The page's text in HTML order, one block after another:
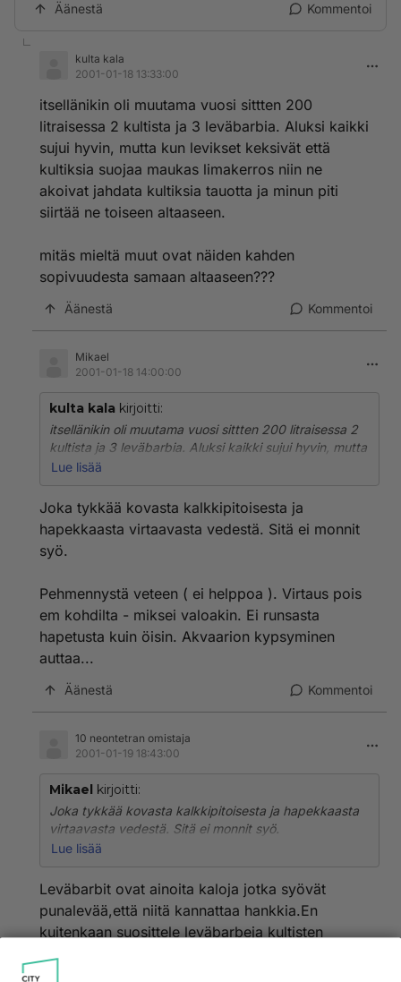
Äänestä Kommentoi
kulta kala
2001-01-18 13:33:00
itsellänikin oli muutama vuosi sittten 200
litraisessa 2 kultista ja 3 leväbarbia. Aluksi kaikki
sujui hyvin, mutta kun levikset keksivät että
kultiksia suojaa maukas limakerros niin ne
akoivat jahdata kultiksia tauotta ja minun piti
siirtää ne toiseen altaaseen.
mitäs mieltä muut ovat näiden kahden
sopivuudesta samaan altaaseen???
Äänestä Kommentoi
Mikael
2001-01-18 14:00:00
kulta kala kirjoitti:
itsellänikin oli muutama vuosi sittten 200 litraisessa 2
kultista ja 3 leväbarbia. Aluksi kaikki sujui hyvin, mutta
kun levikset keksivät että kultiksia suojaa maukas
minun piti siirtää ne toiseen altaaseen.
mitäs mieltä muut ovat näiden kahden sopivuudesta
samaan altaaseen???
Lue lisää
Joka tykkää kovasta kalkkipitoisesta ja
hapekkaasta virtaavasta vedestä. Sitä ei monnit
syö.
Pehmennystä veteen ( ei helppoa ). Virtaus pois
em kohdilta - miksei valoakin. Ei runsasta
hapetusta kuin öisin. Akvaarion kypsyminen
auttaa...
Äänestä Kommentoi
10 neontetran omistaja
2001-01-19 18:43:00
Mikael kirjoitti:
Joka tykkää kovasta kalkkipitoisesta ja hapekkaasta
virtaavasta vedestä. Sitä ei monnit syö.
kohdilta - miksei valoakin. Ei runsasta hapetusta kuin
öisin. Akvaarion kypsyminen auttaa...
Lue lisää
Leväbarbit ovat ainoita kaloja jotka syövät
punalevää,että niitä kannattaa hankkia.En
kuitenkaan suosittele leväbarbeja kultisten
kanssa samaan akvaarioon.Jos olisin sinä niin
hankkisin leväbarbeja,mutta en kultakaloja. Ja